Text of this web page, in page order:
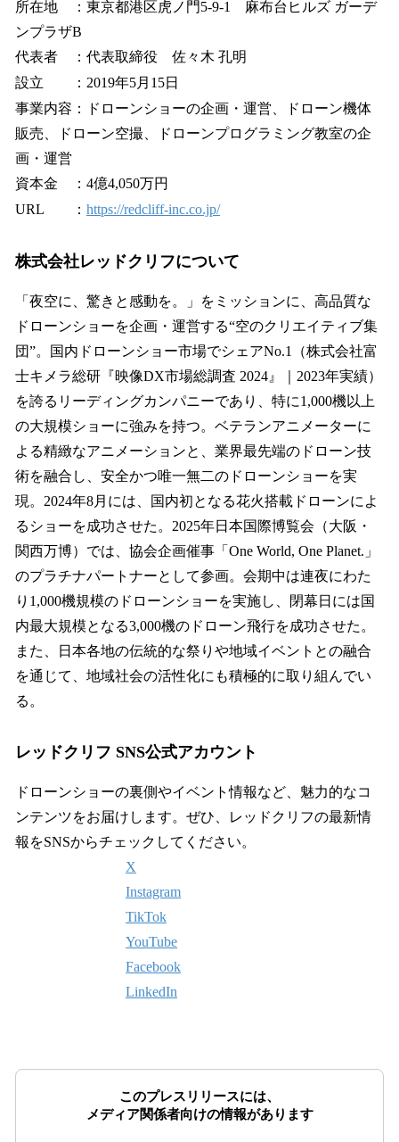
所在地 ：東京都港区虎ノ門5-9-1 麻布台ヒルズ ガーデ
ンプラザB
代表者 ：代表取締役 佐々木 孔明
設立 ：2019年5月15日
事業内容：ドローンショーの企画・運営、ドローン機体
販売、ドローン空撮、ドローンプログラミング教室の企
画・運営
資本金 ：4億4,050万円
URL ： https://redcliff-inc.co.jp/
株式会社レッドクリフについて
「夜空に、驚きと感動を。」をミッションに、高品質な
ドローンショーを企画・運営する“空のクリエイティブ集
団”。国内ドローンショー市場でシェアNo.1（株式会社富
士キメラ総研『映像DX市場総調査 2024』｜2023年実績）
を誇るリーディングカンパニーであり、特に1,000機以上
の大規模ショーに強みを持つ。ベテランアニメーターに
よる精緻なアニメーションと、業界最先端のドローン技
術を融合し、安全かつ唯一無二のドローンショーを実
現。2024年8月には、国内初となる花火搭載ドローンによ
るショーを成功させた。2025年日本国際博覧会（大阪・
関西万博）では、協会企画催事「One World, One Planet.」
のプラチナパートナーとして参画。会期中は連夜にわた
り1,000機規模のドローンショーを実施し、閉幕日には国
内最大規模となる3,000機のドローン飛行を成功させた。
また、日本各地の伝統的な祭りや地域イベントとの融合
を通じて、地域社会の活性化にも積極的に取り組んでい
る。
レッドクリフ SNS公式アカウント
ドローンショーの裏側やイベント情報など、魅力的なコ
ンテンツをお届けします。ぜひ、レッドクリフの最新情
報をSNSからチェックしてください。
X
Instagram
TikTok
YouTube
Facebook
LinkedIn
このプレスリリースには、
メディア関係者向けの情報があります